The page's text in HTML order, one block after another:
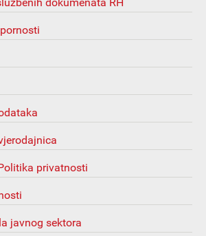
privatnosti
javnog sektora